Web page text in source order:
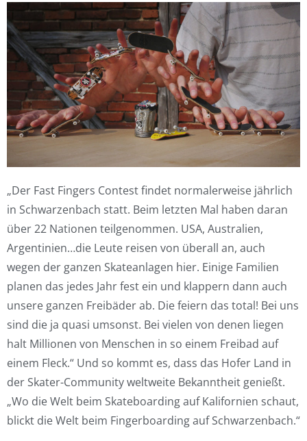
„Der Fast Fingers Contest findet normalerweise jährlich
in Schwarzenbach statt. Beim letzten Mal haben daran
über 22 Nationen teilgenommen. USA, Australien,
Argentinien…die Leute reisen von überall an, auch
wegen der ganzen Skateanlagen hier. Einige Familien
planen das jedes Jahr fest ein und klappern dann auch
unsere ganzen Freibäder ab. Die feiern das total! Bei uns
sind die ja quasi umsonst. Bei vielen von denen liegen
halt Millionen von Menschen in so einem Freibad auf
einem Fleck.“ Und so kommt es, dass das Hofer Land in
der Skater-Community weltweite Bekanntheit genießt.
„Wo die Welt beim Skateboarding auf Kalifornien schaut,
blickt die Welt beim Fingerboarding auf Schwarzenbach.“